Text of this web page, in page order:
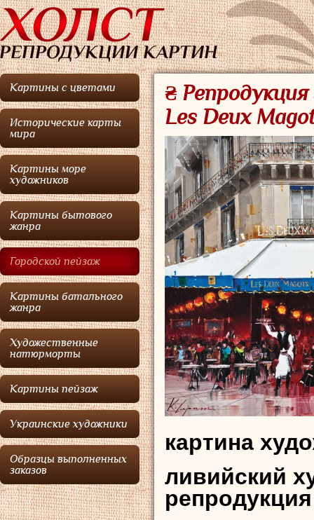
Картины с цветами
Исторические карты
мира
Картины море
художников
Картины бытового
жанра
Городской пейзаж
Картины батального
жанра
Художественные
натюрморты
Картины пейзаж
Украинские художники
Образцы выполненных
заказов
₴
Les Deux
картина
ливийский